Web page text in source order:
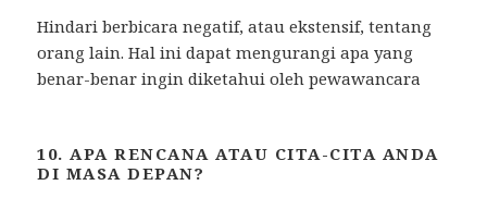
Hindari berbicara negatif, atau ekstensif, tentang
orang lain. Hal ini dapat mengurangi apa yang
benar-benar ingin diketahui oleh pewawancara
10. APA RENCANA ATAU CITA-CITA ANDA
DI MASA DEPAN?